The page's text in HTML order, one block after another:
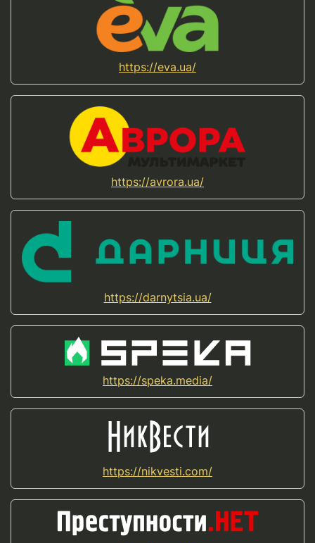
https://eva.ua/
https://avrora.ua/
https://darnytsia.ua/
https://speka.media/
https://nikvesti.com/